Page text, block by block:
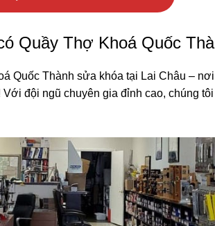
Quầy Thợ Khoá Quốc
Quốc Thành sửa khóa tại Lai Châu –
đội ngũ chuyên gia đỉnh cao, chúng